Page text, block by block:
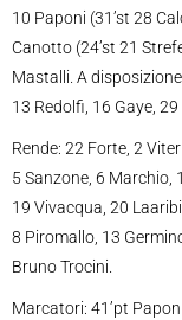
10 Paponi (31’st 28
Canotto (24’st 21
Mastalli. A
13 Redolfi, 16 Gaye,
Rende: 22 Forte, 2
5 Sanzone, 6 Marchio,
19 Vivacqua, 20
8 Piromallo, 13
Bruno Trocini.
Marcatori: 41’pt